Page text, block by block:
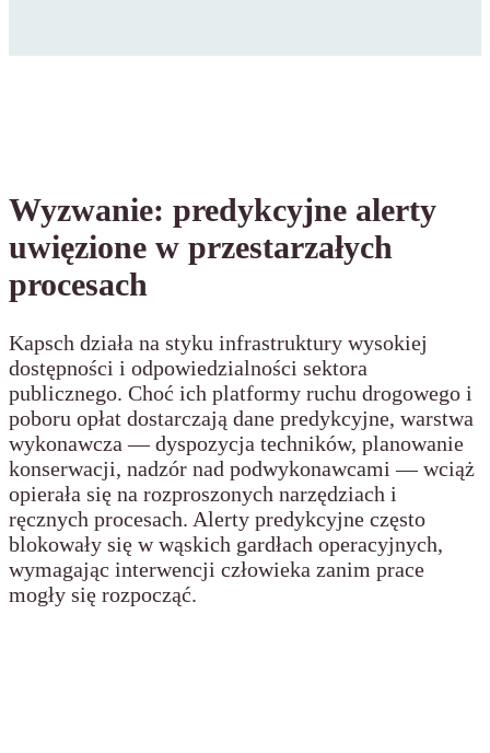
Wyzwanie: predykcyjne alerty
uwięzione w przestarzałych
procesach
Kapsch działa na styku infrastruktury wysokiej
dostępności i odpowiedzialności sektora
publicznego. Choć ich platformy ruchu drogowego i
poboru opłat dostarczają dane predykcyjne, warstwa
wykonawcza — dyspozycja techników, planowanie
konserwacji, nadzór nad podwykonawcami — wciąż
opierała się na rozproszonych narzędziach i
ręcznych procesach. Alerty predykcyjne często
blokowały się w wąskich gardłach operacyjnych,
wymagając interwencji człowieka zanim prace
mogły się rozpocząć.